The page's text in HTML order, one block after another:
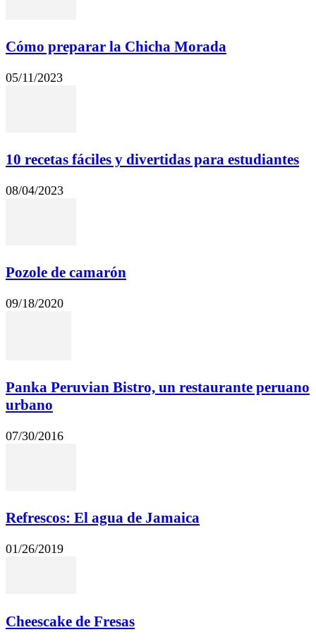
Cómo preparar la Chicha Morada
05/11/2023
10 recetas fáciles y divertidas para estudiantes
08/04/2023
Pozole de camarón
09/18/2020
Panka Peruvian Bistro, un restaurante peruano
urbano
07/30/2016
Refrescos: El agua de Jamaica
01/26/2019
Cheescake de Fresas